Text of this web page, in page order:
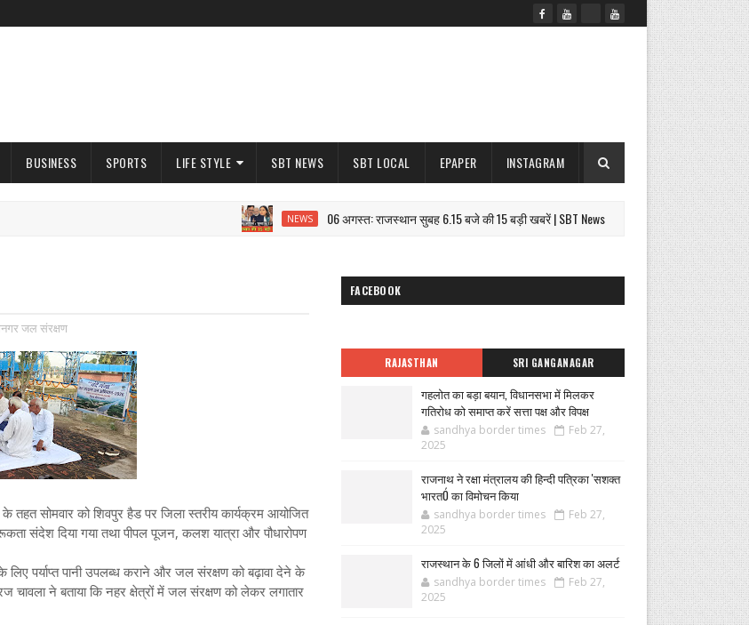
BUSINESS SPORTS LIFE STYLE SBT NEWS SBT LOCAL EPAPER INSTAGRAM
NEWS 06 अगस्त: राजस्थान सुबह 6.15 बजे की 15 बड़ी खबरें | SBT News 31 करोड़ की देनदारी 31
जल संरक्षण
सोमवार को शिवपुर हैड पर जिला स्तरीय कार्यक्रम आयोजित
संदेश दिया गया तथा पीपल पूजन, कलश यात्रा और पौधारोपण
पर्याप्त पानी उपलब्ध कराने और जल संरक्षण को बढ़ावा देने के
चावला ने बताया कि नहर क्षेत्रों में जल संरक्षण को लेकर लगातार
FACEBOOK
RAJASTHAN SRI GANGANAGAR
गहलोत का बड़ा बयान, विधानसभा में मिलकर
गतिरोध को समाप्त करें सत्ता पक्ष और विपक्ष
sandhya border times
Feb 27,
2025
राजनाथ ने रक्षा मंत्रालय की हिन्दी पत्रिका 'सशक्त
भारतÓ का विमोचन किया
sandhya border times
Feb 27,
2025
राजस्थान के 6 जिलों में आंधी और बारिश का अलर्ट
sandhya border times
Feb 27,
2025